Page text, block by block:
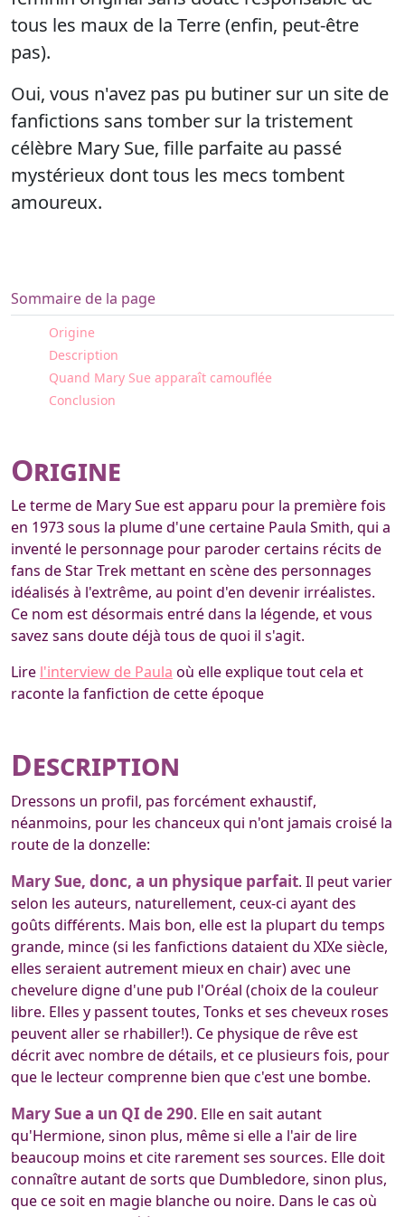
tous les maux de la Terre (enfin, peut-être
pas).
Oui, vous n'avez pas pu butiner sur un site de
fanfictions sans tomber sur la tristement
célèbre Mary Sue, fille parfaite au passé
mystérieux dont tous les mecs tombent
amoureux.
Sommaire de la page
Origine
Description
Quand Mary Sue apparaît camouflée
Conclusion
Origine
Le terme de Mary Sue est apparu pour la première fois
en 1973 sous la plume d'une certaine Paula Smith, qui a
inventé le personnage pour paroder certains récits de
fans de Star Trek mettant en scène des personnages
idéalisés à l'extrême, au point d'en devenir irréalistes.
Ce nom est désormais entré dans la légende, et vous
savez sans doute déjà tous de quoi il s'agit.
Lire l'interview de Paula où elle explique tout cela et
raconte la fanfiction de cette époque
Description
Dressons un profil, pas forcément exhaustif,
néanmoins, pour les chanceux qui n'ont jamais croisé la
route de la donzelle:
Mary Sue, donc, a un physique parfait. Il peut varier
selon les auteurs, naturellement, ceux-ci ayant des
goûts différents. Mais bon, elle est la plupart du temps
grande, mince (si les fanfictions dataient du XIXe siècle,
elles seraient autrement mieux en chair) avec une
chevelure digne d'une pub l'Oréal (choix de la couleur
libre. Elles y passent toutes, Tonks et ses cheveux roses
peuvent aller se rhabiller!). Ce physique de rêve est
décrit avec nombre de détails, et ce plusieurs fois, pour
que le lecteur comprenne bien que c'est une bombe.
Mary Sue a un QI de 290. Elle en sait autant
qu'Hermione, sinon plus, même si elle a l'air de lire
beaucoup moins et cite rarement ses sources. Elle doit
connaître autant de sorts que Dumbledore, sinon plus,
que ce soit en magie blanche ou noire. Dans le cas où